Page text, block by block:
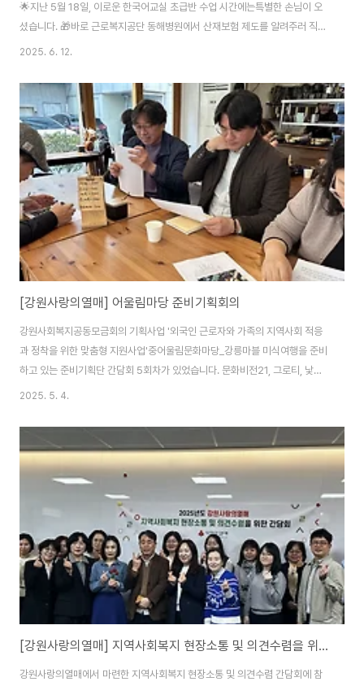
🌟지난 5월 18일, 이로운 한국어교실 초급반 수업 시간에는특별한 손님이 오
셨습니다. 🎁바로 근로복지공단 동해병원에서 산재보험 제도를 알려주러 직접
방문해주셨어요.한국에서 일하고 있는 우리 학생들에게 정말 꼭 필요한 정보였
하는지,혹시 고용에 불이익은 없는지,정말 많은 궁금증이 있었던 학생들. 🤔강
사님이 차근차근 사례 중심으로 설명해주셨고학생들은 자료집도 꼼꼼히 살펴
보며 열심히 따라갔어요. ✏️QR코드까지 활용해 직접 신청방법도 확인!정말 알
차고 유익한 시간이었어요. 💡👩‍🏫 열정 가득한 교실 분위기빈자리 없이 꽉 찬
교실,모두가 눈빛 반짝이..
2025. 6. 12.
[강원사랑의열매] 어울림마당 준비기획회의
강원사회복지공동모금회의 기획사업 '외국인 근로자와 가족의 지역사회 적응
과 정착을 위한 맞춤형 지원사업'중어울림문화마당_강릉마블 미식여행을 준비
하고 있는 준비기획단 간담회 5회차가 있었습니다. 문화비전21, 그로티, 낯꽃
스튜디오의 대표님들과 센터직원 2명이 함께 하고 있습니다.첫번째의 어울림
세워지고 있습니다. 지난해 옥가로 19번길 일원 안심거리를 조성하고 지역주
민 및 외국인근로자의 상호이해와 심리적 거리감 해소를 위한 어울림문화마당
이라는 축제를 기획하였습니다.지역주민들과 외국인들의 다양한 공연, 다양하
고도 공통적인 세계음식, 장기자랑, 아시아 각국의 풍속, 놀이 및 체험부스, 지
역작가 소품부스 등으로 꾸며질 행사, 곧 시민 여러..
2025. 5. 4.
[강원사랑의열매] 지역사회복지 현장소통 및 의견수렴을 위한 간담회
강원사랑의열매에서 마련한 지역사회복지 현장소통 및 의견수렴 간담회에 참